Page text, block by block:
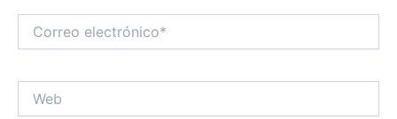
electrónico*